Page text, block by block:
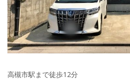
高槻市駅まで徒歩12分